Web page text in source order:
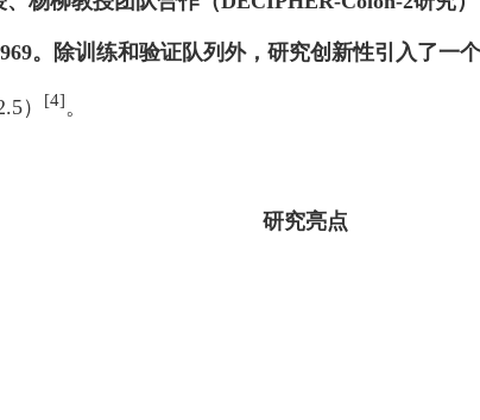
。除训练和验证队列外，研究创新性引入了一
） [4]。
研究亮点